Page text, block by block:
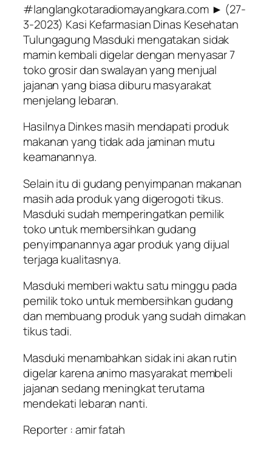
#langlangkotaradiomayangkara.com ► (27-
3-2023) Kasi Kefarmasian Dinas Kesehatan
Tulungagung Masduki mengatakan sidak
mamin kembali digelar dengan menyasar 7
toko grosir dan swalayan yang menjual
jajanan yang biasa diburu masyarakat
menjelang lebaran.
Hasilnya Dinkes masih mendapati produk
makanan yang tidak ada jaminan mutu
keamanannya.
Selain itu di gudang penyimpanan makanan
masih ada produk yang digerogoti tikus.
Masduki sudah memperingatkan pemilik
toko untuk membersihkan gudang
penyimpanannya agar produk yang dijual
terjaga kualitasnya.
Masduki memberi waktu satu minggu pada
pemilik toko untuk membersihkan gudang
dan membuang produk yang sudah dimakan
tikus tadi.
Masduki menambahkan sidak ini akan rutin
digelar karena animo masyarakat membeli
jajanan sedang meningkat terutama
mendekati lebaran nanti.
Reporter : amir fatah